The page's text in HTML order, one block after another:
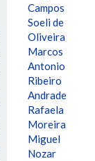
Campos
Soeli de
Oliveira
Marcos
Antonio
Ribeiro
Andrade
Rafaela
Moreira
Miguel
Nozar